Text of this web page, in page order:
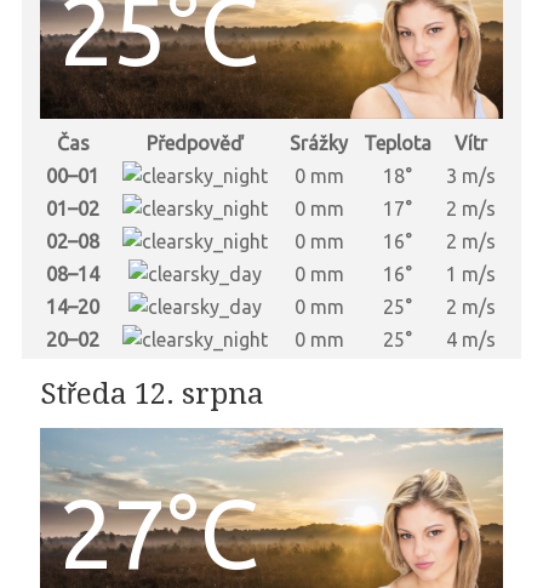
25°C
Čas Předpověď Srážky Teplota
Vítr
00–01
0 mm 18°
3 m/s
01–02
0 mm 17°
2 m/s
02–08
0 mm 16°
2 m/s
08–14
0 mm 16°
1 m/s
14–20
0 mm 25°
2 m/s
20–02
0 mm 25° 4 m/s
Středa 12. srpna
27°C